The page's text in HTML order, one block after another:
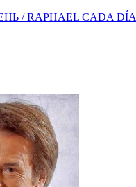
/ RAPHAEL CADA DÍA